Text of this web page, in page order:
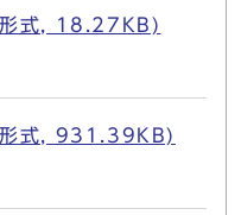
式, 18.27KB)
式, 931.39KB)